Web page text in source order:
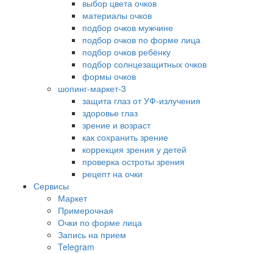
выбор цвета очков
материалы очков
подбор очков мужчине
подбор очков по форме лица
подбор очков ребёнку
подбор солнцезащитных очков
формы очков
шопинг-маркет-3
защита глаз от УФ-излучения
здоровье глаз
зрение и возраст
как сохранить зрение
коррекция зрения у детей
проверка остроты зрения
рецепт на очки
Сервисы
Маркет
Примерочная
Очки по форме лица
Запись на прием
Telegram